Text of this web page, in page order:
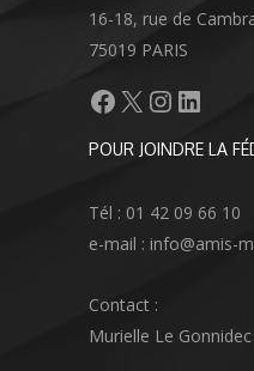
16-18, rue de
75019 PARIS
Facebook
X
POUR JOINDRE LA
Tél : 01 42 09 66 10
e-mail : info@amis-
Contact :
Murielle Le Gonnidec